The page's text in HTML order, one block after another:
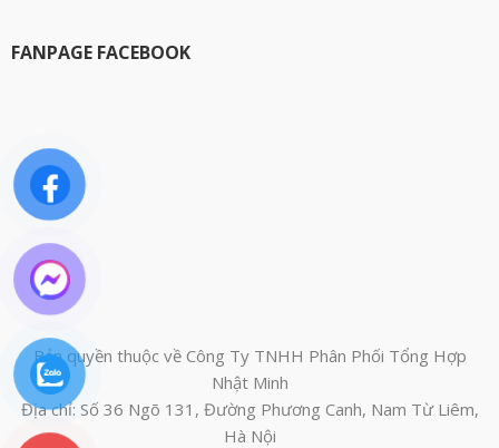
FANPAGE FACEBOOK
Bản quyền thuộc về Công Ty TNHH Phân Phối Tổng Hợp
Nhật Minh
Địa chỉ: Số 36 Ngõ 131, Đường Phương Canh, Nam Từ Liêm,
Hà Nội